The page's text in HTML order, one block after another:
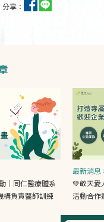
享：
｜同仁醫療體系
構負責醫師訓練
最新消息
💚敬天愛
活動合作